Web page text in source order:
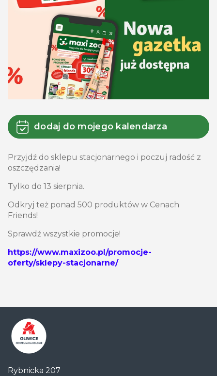
dodaj do mojego kalendarza
Przyjdź do sklepu stacjonarnego i poczuj radość z
oszczędzania!
Tylko do 13 sierpnia.
Odkryj też ponad 500 produktów w Cenach
Friends!
Sprawdź wszystkie promocje!
https://www.maxizoo.pl/promocje-
oferty/sklepy-stacjonarne/
Handlowe
Rybnicka 207